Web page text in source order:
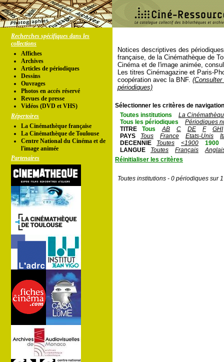
Recherches spécifiques dans les
collections
Affiches
Archives
Articles de périodiques
Dessins
Ouvrages
Photos en accés réservé
Revues de presse
Vidéos (DVD et VHS)
Répertoires
La Cinémathèque française
La Cinémathèque de Toulouse
Centre National du Cinéma et de
l'image animée
Partenaires
Notices descriptives des
française, de la Cinémathèque de
Cinéma et de l'image animée,
Les titres Cinémagazine et Paris-
coopération avec la BNF.
périodiques)
Sélectionner les critères de
Toutes institutions
La
Tous les périodiques
Périodiques
TITRE
Tous AB C DE F
GHI
PAYS
Tous France Etats-Unis
DECENNIE
Toutes <1900
1900
LANGUE
Toutes Français
Réinitialiser les critères
Toutes institutions - 0 périodiques sur